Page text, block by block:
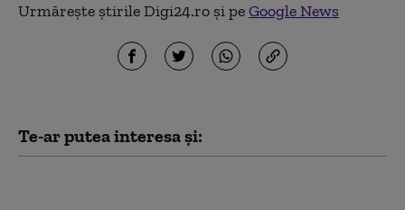
Urmărește știrile Digi24.ro și peGoogle News
Te-ar putea interesa și: